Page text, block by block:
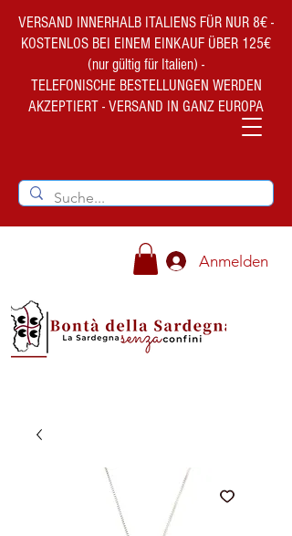
VERSAND INNERHALB ITALIENS FÜR NUR 8€ -
KOSTENLOS BEI EINEM EINKAUF ÜBER 125€
(nur gültig für Italien) -
TELEFONISCHE BESTELLUNGEN WERDEN
AKZEPTIERT - VERSAND IN GANZ EUROPA
Anmelden